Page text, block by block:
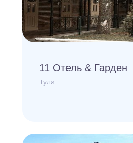
11 Отель & Гарден
Тула